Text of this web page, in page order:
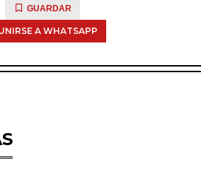
GUARDAR
A WHATSAPP